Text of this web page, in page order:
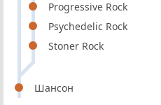
Progressive Rock
Psychedelic Rock
Stoner Rock
Шансон